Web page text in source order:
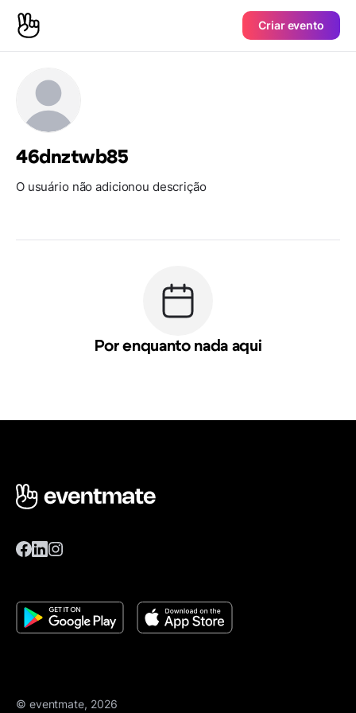
Criar evento
46dnztwb85
O usuário não adicionou descrição
Por enquanto nada aqui
© eventmate, 2026